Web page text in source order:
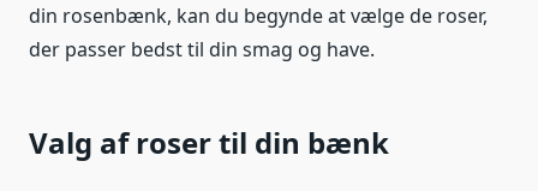
din rosenbænk, kan du begynde at vælge de roser,
der passer bedst til din smag og have.
Valg af roser til din bænk